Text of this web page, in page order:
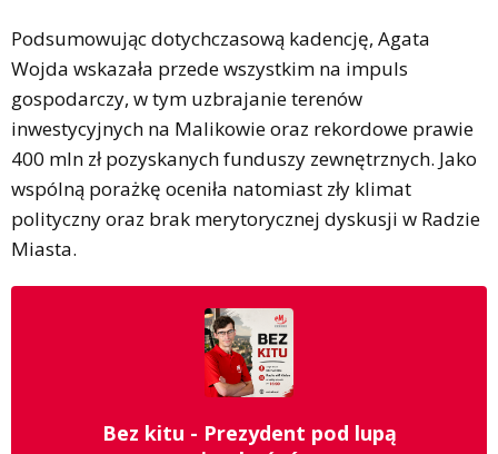
Podsumowując dotychczasową kadencję, Agata
Wojda wskazała przede wszystkim na impuls
gospodarczy, w tym uzbrajanie terenów
inwestycyjnych na Malikowie oraz rekordowe prawie
400 mln zł pozyskanych funduszy zewnętrznych. Jako
wspólną porażkę oceniła natomiast zły klimat
polityczny oraz brak merytorycznej dyskusji w Radzie
Miasta.
Bez kitu - Prezydent pod lupą